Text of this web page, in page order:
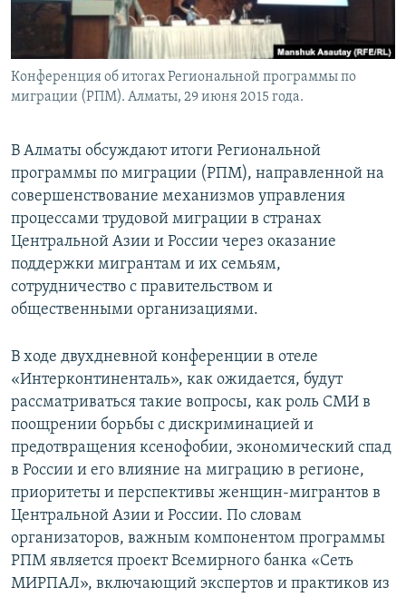
Конференция об итогах Региональной программы по
миграции (РПМ). Алматы, 29 июня 2015 года.
В Алматы обсуждают итоги Региональной
программы по миграции (РПМ), направленной на
совершенствование механизмов управления
процессами трудовой миграции в странах
Центральной Азии и России через оказание
поддержки мигрантам и их семьям,
сотрудничество с правительством и
общественными организациями.
В ходе двухдневной конференции в отеле
«Интерконтиненталь», как ожидается, будут
рассматриваться такие вопросы, как роль СМИ в
поощрении борьбы с дискриминацией и
предотвращения ксенофобии, экономический спад
в России и его влияние на миграцию в регионе,
приоритеты и перспективы женщин-мигрантов в
Центральной Азии и России. По словам
организаторов, важным компонентом программы
РПМ является проект Всемирного банка «Сеть
МИРПАЛ», включающий экспертов и практиков из